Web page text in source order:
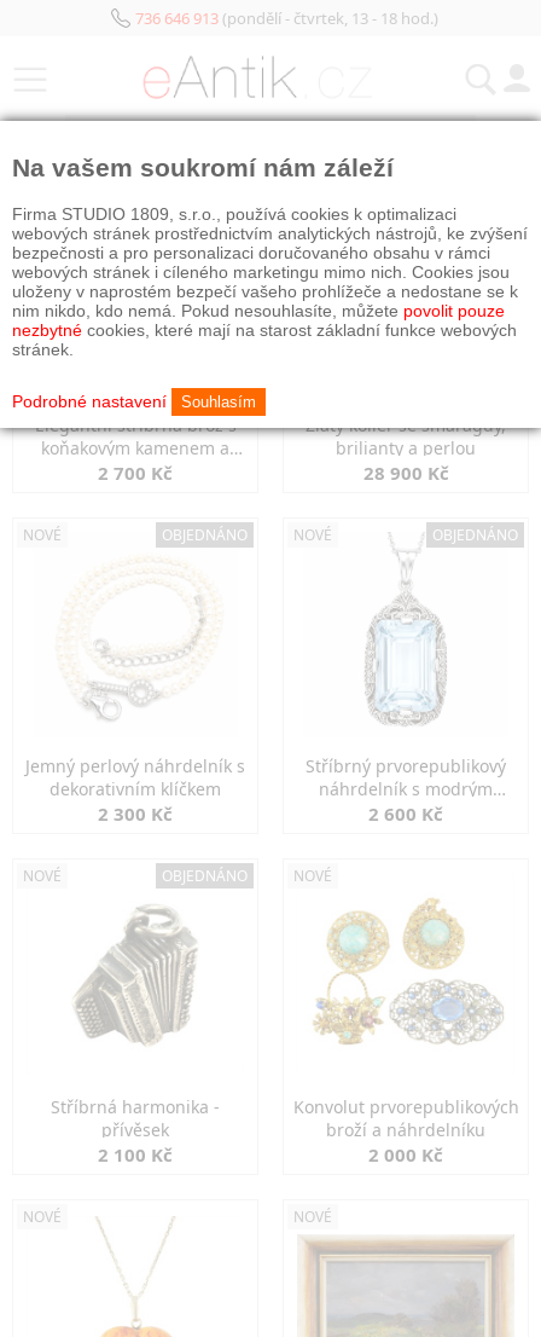
736 646 913(pondělí - čtvrtek, 13 - 18 hod.)
Elegantní stříbrná brož s
koňakovým kamenem a
markazity
2 700 Kč
Zlatý kolier se smaragdy,
brilianty a perlou
28 900 Kč
NOVÉ OBJEDNÁNO
Jemný perlový náhrdelník s
dekorativním klíčkem
2 300 Kč
NOVÉ OBJEDNÁNO
Stříbrný prvorepublikový
náhrdelník s modrým
spinelem
2 600 Kč
NOVÉ OBJEDNÁNO
Stříbrná harmonika -
přívěsek
2 100 Kč
NOVÉ
Konvolut prvorepublikových
broží a náhrdelníku
2 000 Kč
NOVÉ NOVÉ
Na vašem soukromí nám záleží
Firma STUDIO 1809, s.r.o., používá cookies k optimalizaci
webových stránek prostřednictvím analytických nástrojů, ke zvýšení
bezpečnosti a pro personalizaci doručovaného obsahu v rámci
webových stránek i cíleného marketingu mimo nich. Cookies jsou
uloženy v naprostém bezpečí vašeho prohlížeče a nedostane se k
nim nikdo, kdo nemá. Pokud nesouhlasíte, můžete povolit pouze
nezbytné cookies, které mají na starost základní funkce webových
stránek.
Podrobné nastavení Souhlasím